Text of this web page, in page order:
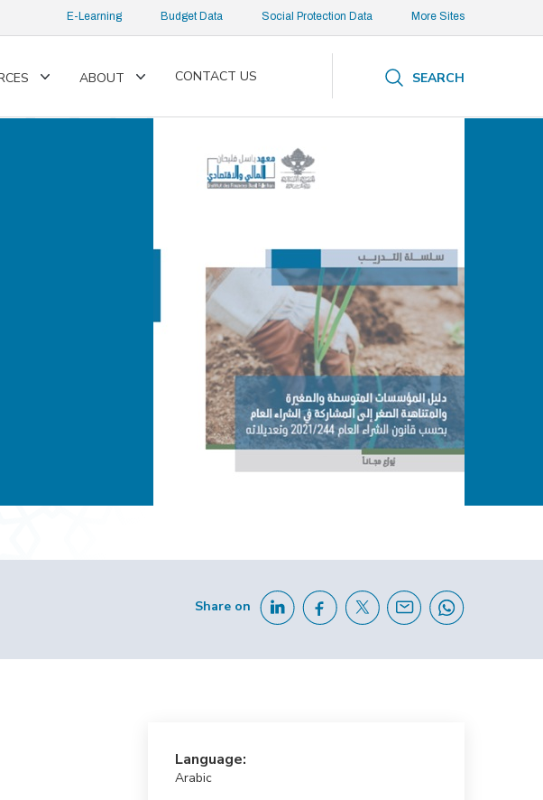
E-Learning Budget Data Social Protection Data More Sites
ToggleABOUT
Toggle
CONTACT US SEARCH
Share on
Language:
Arabic